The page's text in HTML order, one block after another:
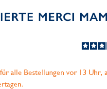
MERCI
alle Bestellungen vor 13 Uhr,